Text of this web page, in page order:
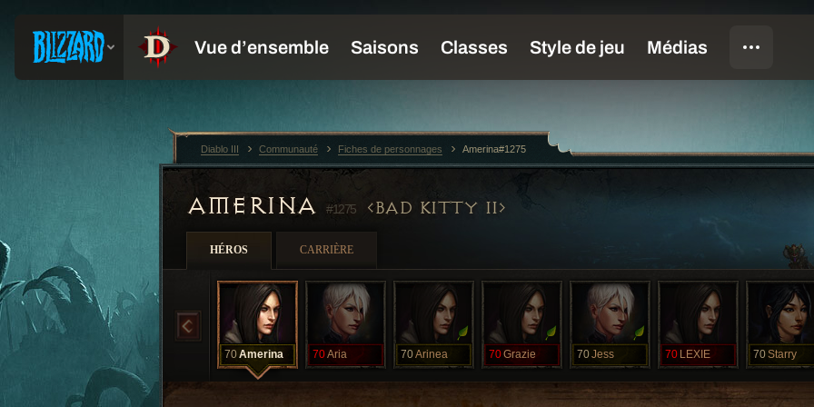
AMERINA #1275 BAD KITTY II
HÉROS CARRIÈRE
70Amerina 70Aria 70Arinea 70Grazie 70Jess 70 LEXIE 70Starry
Diablo III Communauté Fiches de personnages Amerina#1275